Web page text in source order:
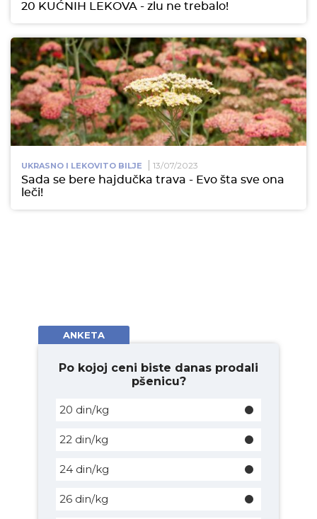
20 KUĆNIH LEKOVA - zlu ne trebalo!
UKRASNO I LEKOVITO BILJE 13/07/2023
Sada se bere hajdučka trava - Evo šta sve ona
leči!
ANKETA
Po kojoj ceni biste danas prodali
pšenicu?
20 din/kg
22 din/kg
24 din/kg
26 din/kg